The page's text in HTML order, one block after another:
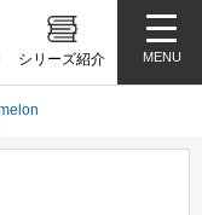
シリーズ紹介 MENU